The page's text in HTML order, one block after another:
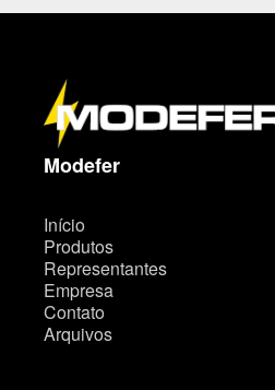
M
Modefer
Início
Produtos
Representantes
Empresa
Contato
Arquivos